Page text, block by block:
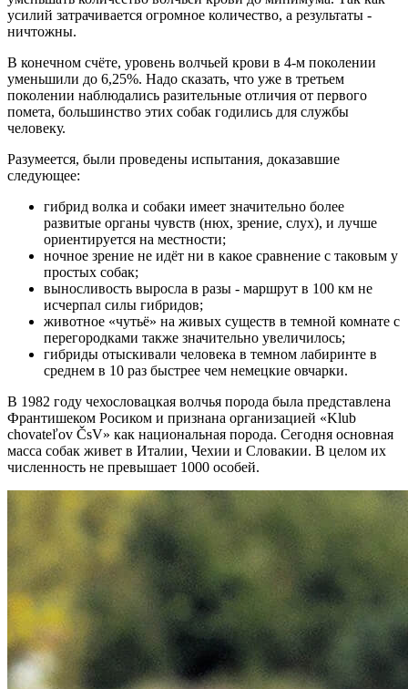
усилий затрачивается огромное количество, а результаты -
ничтожны.
В конечном счёте, уровень волчьей крови в 4-м поколении
уменьшили до 6,25%. Надо сказать, что уже в третьем
поколении наблюдались разительные отличия от первого
помета, большинство этих собак годились для службы
человеку.
Разумеется, были проведены испытания, доказавшие
следующее:
гибрид волка и собаки имеет значительно более
развитые органы чувств (нюх, зрение, слух), и лучше
ориентируется на местности;
ночное зрение не идёт ни в какое сравнение с таковым у
простых собак;
выносливость выросла в разы - маршрут в 100 км не
исчерпал силы гибридов;
животное «чутьё» на живых существ в темной комнате с
перегородками также значительно увеличилось;
гибриды отыскивали человека в темном лабиринте в
среднем в 10 раз быстрее чем немецкие овчарки.
В 1982 году чехословацкая волчья порода была представлена
Франтишеком Росиком и признана организацией «Klub
chovateľov ČsV» как национальная порода. Сегодня основная
масса собак живет в Италии, Чехии и Словакии. В целом их
численность не превышает 1000 особей.